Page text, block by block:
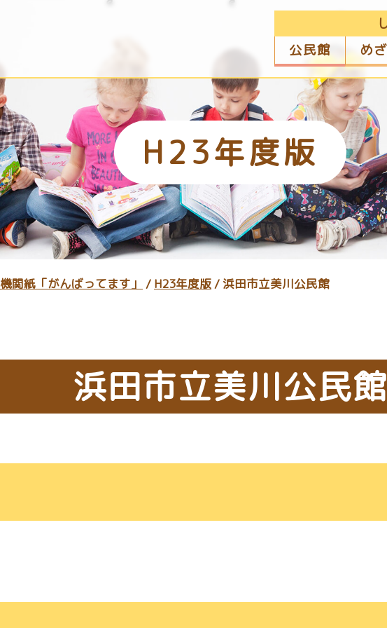
公民館
め
H23年度版
機関紙「がんばってます」 / H23年度版 / 浜田市立美川公民館
浜田市立美川公民館